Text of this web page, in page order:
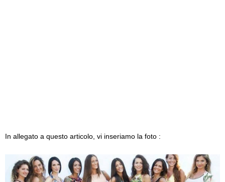
In allegato a questo articolo, vi inseriamo la foto :